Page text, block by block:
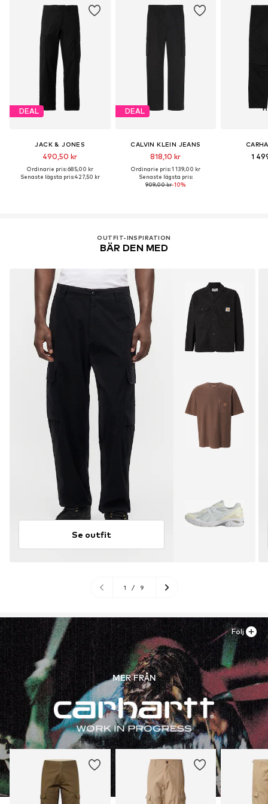
DEAL
JACK & JONES
490,50 kr
Ordinarie pris: 685,00 kr
Senaste lägsta pris:427,50 kr
DEAL
CALVIN KLEIN JEANS
818,10 kr
Ordinarie pris: 1 139,00 kr
Senaste lägsta pris:
909,00 kr-10%
1
OUTFIT-INSPIRATION
BÄR DEN MED
Se outfit
1 / 9
MER FRÅN
Följ